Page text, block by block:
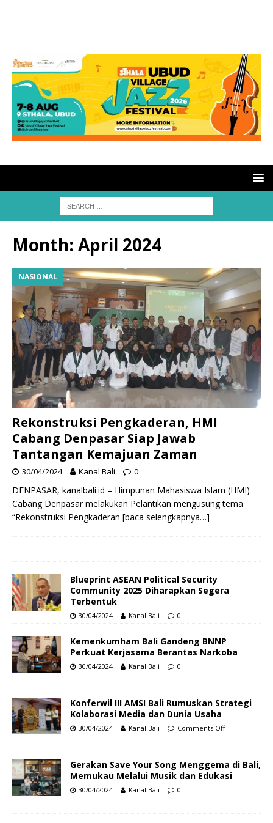
Month: April 2024
NASIONAL
Rekonstruksi Pengkaderan, HMI
Cabang Denpasar Siap Jawab
Tantangan Kemajuan Zaman
30/04/2024 Kanal Bali 0
DENPASAR, kanalbali.id – Himpunan Mahasiswa Islam (HMI)
Cabang Denpasar melakukan Pelantikan mengusung tema
“Rekonstruksi Pengkaderan [baca selengkapnya…]
Blueprint ASEAN Political Security
Community 2025 Diharapkan Segera
Terbentuk
30/04/2024 Kanal Bali 0
Kemenkumham Bali Gandeng BNNP
Perkuat Kerjasama Berantas Narkoba
30/04/2024 Kanal Bali 0
Konferwil III AMSI Bali Rumuskan Strategi
Kolaborasi Media dan Dunia Usaha
30/04/2024 Kanal Bali Comments Off
Gerakan Save Your Song Menggema di Bali,
Memukau Melalui Musik dan Edukasi
30/04/2024 Kanal Bali 0